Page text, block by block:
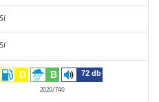
Sí
Sí
D B 72 db
2020/740